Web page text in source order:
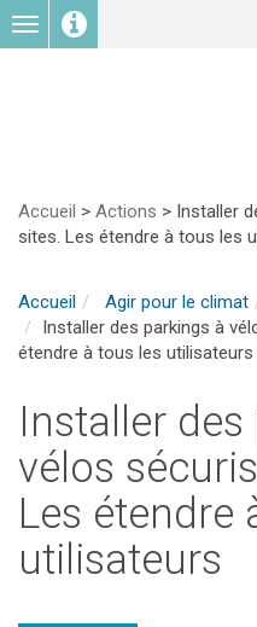
Toggle
navigation
Accueil > Actions > Installer
sites. Les étendre à tous les
Accueil Agir pour le climat
Installer des parkings à
étendre à tous les utilisateurs
Installer
vélos
Les étendre
utilisateurs